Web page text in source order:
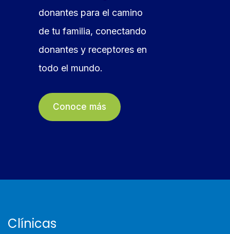
donantes para el camino
de tu familia, conectando
donantes y receptores en
todo el mundo.
Conoce más
Clínicas